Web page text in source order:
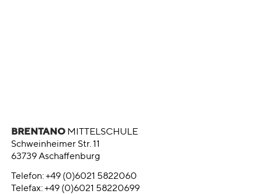
BRENTANOMITTELSCHULE
Schweinheimer Str. 11
63739 Aschaffenburg
Telefon: +49 (0)6021 5822060
Telefax: +49 (0)6021 58220699